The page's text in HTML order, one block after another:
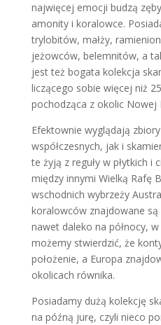
najwięcej emocji budzą
amonity i koralowce.
trylobitów, małży,
jeżowców, belemnitów, a
jest też bogata kolekcja
liczącego sobie więcej niż
pochodząca z okolic Nowej
Efektownie wyglądają
współczesnych, jak i
te żyją z reguły w płytkich i
między innymi Wielką Rafę
wschodnich wybrzeży
koralowców znajdowane
nawet daleko na północy,
możemy stwierdzić, że
położenie, a Europa
okolicach równika.
Posiadamy dużą kolekcję
na późną jurę, czyli nieco